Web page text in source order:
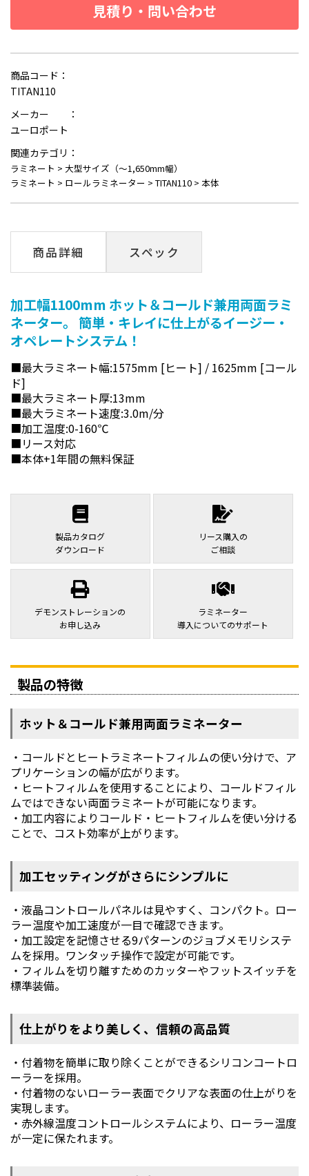
見積り・問い合わせ
商品コード：
TITAN110
メーカー ：
ユーロポート
関連カテゴリ：
ラミネート > 大型サイズ（～1,650mm幅）
ラミネート > ロールラミネーター > TITAN110 > 本体
商品詳細 スペック
加工幅1100mm ホット＆コールド兼用両面ラミ
ネーター。 簡単・キレイに仕上がるイージー・
オペレートシステム！
■最大ラミネート幅:1575mm [ヒート] / 1625mm [コール
ド]
■最大ラミネート厚:13mm
■最大ラミネート速度:3.0m/分
■加工温度:0-160℃
■リース対応
■本体+1年間の無料保証
製品カタログ
ダウンロード
リース購入の
ご相談
デモンストレーションの
お申し込み
ラミネーター
導入についてのサポート
製品の特徴
ホット＆コールド兼用両面ラミネーター
・コールドとヒートラミネートフィルムの使い分けで、ア
プリケーションの幅が広がります。
・ヒートフィルムを使用することにより、コールドフィル
ムではできない両面ラミネートが可能になります。
・加工内容によりコールド・ヒートフィルムを使い分ける
ことで、コスト効率が上がります。
加工セッティングがさらにシンプルに
・液晶コントロールパネルは見やすく、コンパクト。ロー
ラー温度や加工速度が一目で確認できます。
・加工設定を記憶させる9パターンのジョブメモリシステ
ムを採用。ワンタッチ操作で設定が可能です。
・フィルムを切り離すためのカッターやフットスイッチを
標準装備。
仕上がりをより美しく、信頼の高品質
・付着物を簡単に取り除くことができるシリコンコートロ
ーラーを採用。
・付着物のないローラー表面でクリアな表面の仕上がりを
実現します。
・赤外線温度コントロールシステムにより、ローラー温度
が一定に保たれます。